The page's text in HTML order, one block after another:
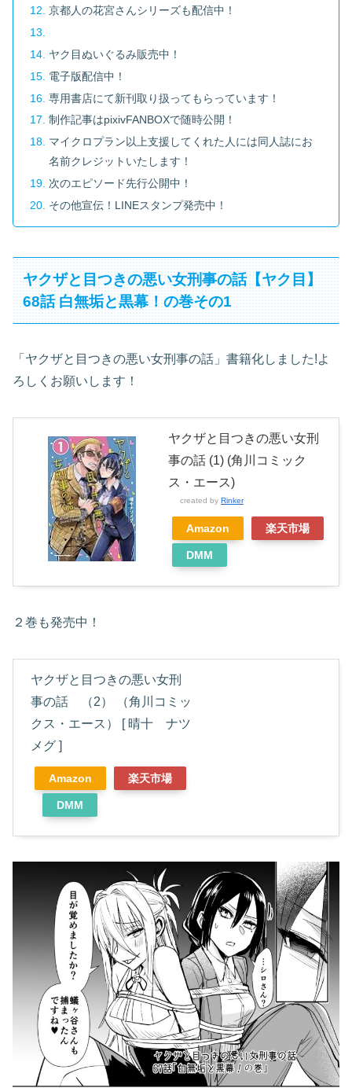
京都人の花宮さんシリーズも配信中！
ヤク目ぬいぐるみ販売中！
電子版配信中！
専用書店にて新刊取り扱ってもらっています！
制作記事はpixivFANBOXで随時公開！
マイクロプラン以上支援してくれた人には同人誌にお
名前クレジットいたします！
次のエピソード先行公開中！
その他宣伝！LINEスタンプ発売中！
ヤクザと目つきの悪い女刑事の話【ヤク目】
68話 白無垢と黒幕！の巻その1
「ヤクザと目つきの悪い女刑事の話」書籍化しました!よ
ろしくお願いします！
ヤクザと目つきの悪い女刑
事の話 (1) (角川コミック
ス・エース)
created by Rinker
Amazon 楽天市場
DMM
２巻も発売中！
ヤクザと目つきの悪い女刑
事の話 （2） （角川コミッ
クス・エース） [ 晴十 ナツ
メグ ]
Amazon 楽天市場
DMM